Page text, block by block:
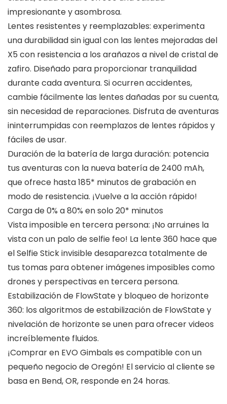
impresionante y asombrosa.
Lentes resistentes y reemplazables: experimenta
una durabilidad sin igual con las lentes mejoradas del
X5 con resistencia a los arañazos a nivel de cristal de
zafiro. Diseñado para proporcionar tranquilidad
durante cada aventura. Si ocurren accidentes,
cambie fácilmente las lentes dañadas por su cuenta,
sin necesidad de reparaciones. Disfruta de aventuras
ininterrumpidas con reemplazos de lentes rápidos y
fáciles de usar.
Duración de la batería de larga duración: potencia
tus aventuras con la nueva batería de 2400 mAh,
que ofrece hasta 185* minutos de grabación en
modo de resistencia. ¡Vuelve a la acción rápido!
Carga de 0% a 80% en solo 20* minutos
Vista imposible en tercera persona: ¡No arruines la
vista con un palo de selfie feo! La lente 360 hace que
el Selfie Stick invisible desaparezca totalmente de
tus tomas para obtener imágenes imposibles como
drones y perspectivas en tercera persona.
Estabilización de FlowState y bloqueo de horizonte
360: los algoritmos de estabilización de FlowState y
nivelación de horizonte se unen para ofrecer videos
increíblemente fluidos.
¡Comprar en EVO Gimbals es compatible con un
pequeño negocio de Oregón! El servicio al cliente se
basa en Bend, OR, responde en 24 horas.